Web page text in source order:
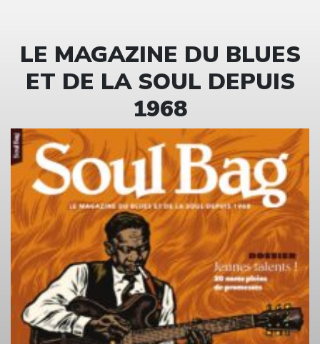
LE MAGAZINE DU BLUES
ET DE LA SOUL DEPUIS
1968